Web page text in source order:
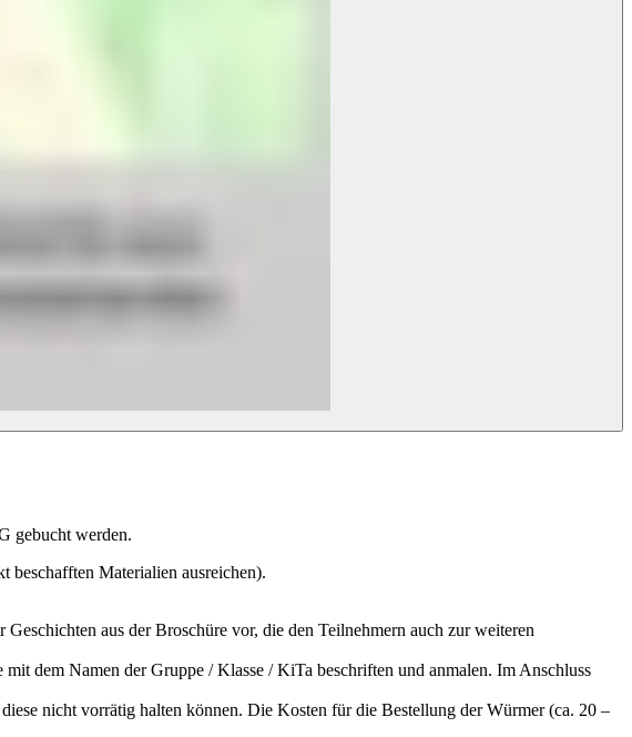
gebucht werden.
Materialien ausreichen).
aus der Broschüre vor, die den Teilnehmern auch zur weiteren
dem Namen der Gruppe / Klasse / KiTa beschriften und anmalen. Im Anschluss
nicht vorrätig halten können. Die Kosten für die Bestellung der Würmer (ca. 20 –